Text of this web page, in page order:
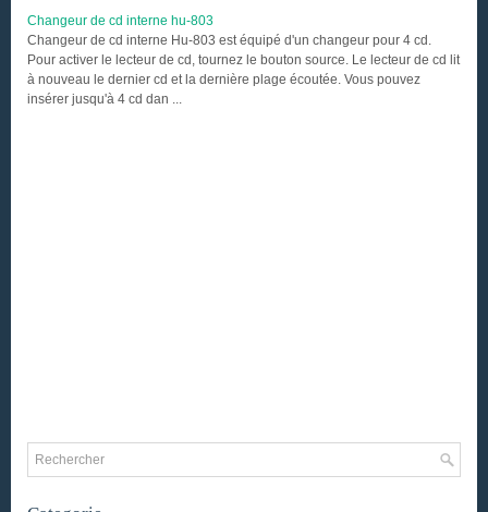
Changeur de cd interne hu-803
Changeur de cd interne Hu-803 est équipé d'un changeur pour 4 cd.
Pour activer le lecteur de cd, tournez le bouton source. Le lecteur de cd lit
à nouveau le dernier cd et la dernière plage écoutée. Vous pouvez
insérer jusqu'à 4 cd dan ...